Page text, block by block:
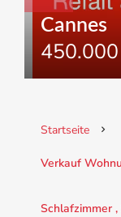
Cannes
Startseite
Verkauf
Schlafzimmer ,